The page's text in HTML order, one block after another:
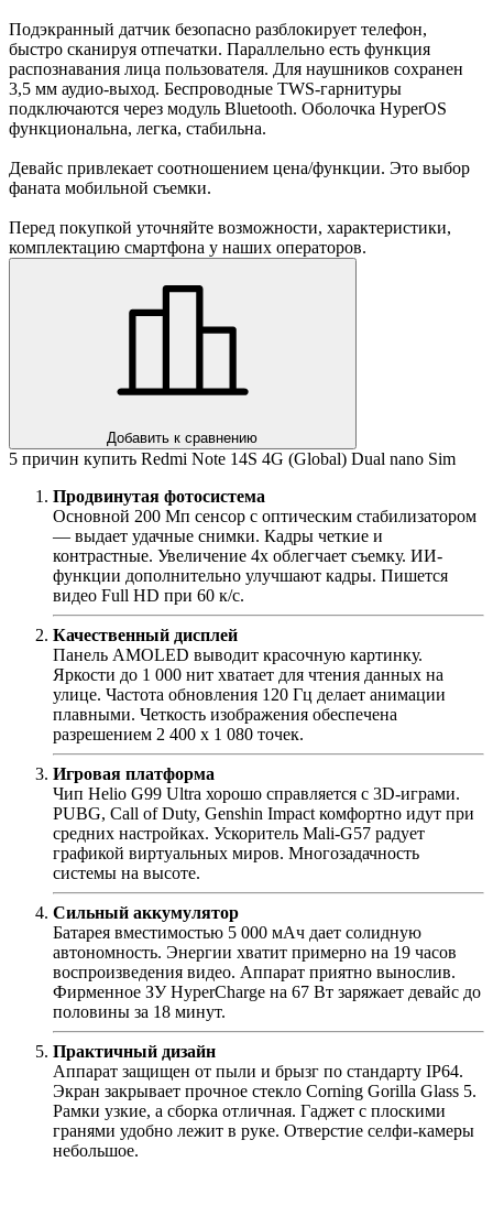
Подэкранный датчик безопасно разблокирует телефон,
быстро сканируя отпечатки. Параллельно есть функция
распознавания лица пользователя. Для наушников сохранен
3,5 мм аудио-выход. Беспроводные TWS-гарнитуры
подключаются через модуль Bluetooth. Оболочка HyperOS
функциональна, легка, стабильна.
Девайс привлекает соотношением цена/функции. Это выбор
фаната мобильной съемки.
Перед покупкой уточняйте возможности, характеристики,
комплектацию смартфона у наших операторов.
Добавить к сравнению
5 причин купить Redmi Note 14S 4G (Global) Dual nano Sim
Продвинутая фотосистема
Основной 200 Мп сенсор с оптическим стабилизатором
— выдает удачные снимки. Кадры четкие и
контрастные. Увеличение 4х облегчает съемку. ИИ-
функции дополнительно улучшают кадры. Пишется
видео Full HD при 60 к/с.
Качественный дисплей
Панель AMOLED выводит красочную картинку.
Яркости до 1 000 нит хватает для чтения данных на
улице. Частота обновления 120 Гц делает анимации
плавными. Четкость изображения обеспечена
разрешением 2 400 x 1 080 точек.
Игровая платформа
Чип Helio G99 Ultra хорошо справляется с 3D-играми.
PUBG, Call of Duty, Genshin Impact комфортно идут при
средних настройках. Ускоритель Mali-G57 радует
графикой виртуальных миров. Многозадачность
системы на высоте.
Сильный аккумулятор
Батарея вместимостью 5 000 мАч дает солидную
автономность. Энергии хватит примерно на 19 часов
воспроизведения видео. Аппарат приятно вынослив.
Фирменное ЗУ HyperCharge на 67 Вт заряжает девайс до
половины за 18 минут.
Практичный дизайн
Аппарат защищен от пыли и брызг по стандарту IP64.
Экран закрывает прочное стекло Corning Gorilla Glass 5.
Рамки узкие, а сборка отличная. Гаджет с плоскими
гранями удобно лежит в руке. Отверстие селфи-камеры
небольшое.